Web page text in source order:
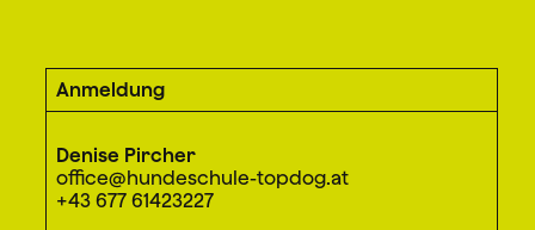
Anmeldung
Denise Pircher
office@hundeschule-topdog.at
+43 677 61423227